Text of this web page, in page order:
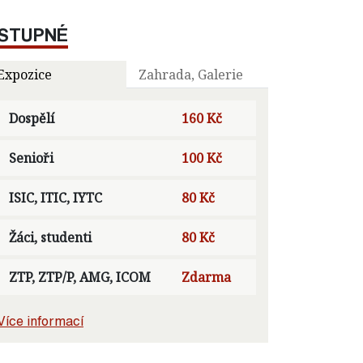
Zahrada, Galerie
Dospělí 160 Kč
Senioři 100 Kč
ISIC, ITIC, IYTC 80 Kč
Žáci, studenti 80 Kč
ZTP, ZTP/P, AMG, ICOM Zdarma
informací